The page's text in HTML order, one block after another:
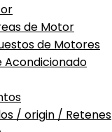
de Motor
de Motores
Acondicionado
/ origin / Retenes